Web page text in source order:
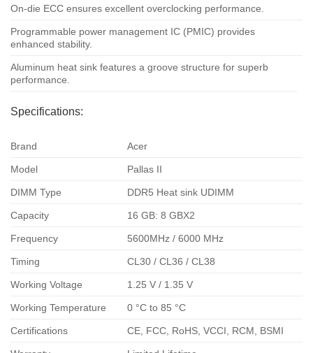
On-die ECC ensures excellent overclocking performance.
Programmable power management IC (PMIC) provides
enhanced stability.
Aluminum heat sink features a groove structure for superb
performance.
Specifications:
Brand Acer
Model Pallas II
DIMM Type DDR5 Heat sink UDIMM
Capacity 16 GB: 8 GBX2
Frequency 5600MHz / 6000 MHz
Timing CL30 / CL36 / CL38
Working Voltage 1.25 V / 1.35 V
Working Temperature 0 °C to 85 °C
Certifications CE, FCC, RoHS, VCCI, RCM, BSMI